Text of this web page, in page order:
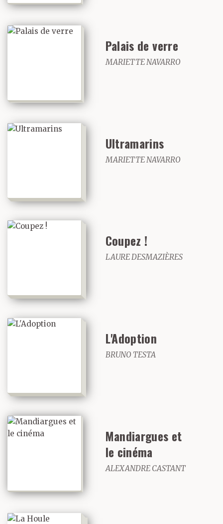
Palais de verre
MARIETTE NAVARRO
Ultramarins
MARIETTE NAVARRO
Coupez !
LAURE DESMAZIÈRES
L'Adoption
BRUNO TESTA
Mandiargues et
le cinéma
ALEXANDRE CASTANT